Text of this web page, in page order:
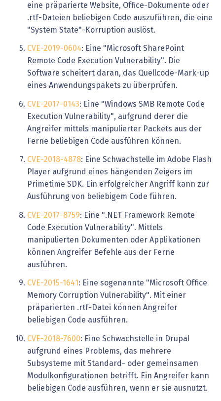
eine präparierte Website, Office-Dokumente oder
.rtf-Dateien beliebigen Code auszuführen, die eine
"System State"-Korruption auslöst.
CVE-2019-0604: Eine "Microsoft SharePoint
Remote Code Execution Vulnerability". Die
Software scheitert daran, das Quellcode-Mark-up
eines Anwendungspakets zu überprüfen.
CVE-2017-0143: Eine "Windows SMB Remote Code
Execution Vulnerability", aufgrund derer die
Angreifer mittels manipulierter Packets aus der
Ferne beliebigen Code ausführen können.
CVE-2018-4878: Eine Schwachstelle im Adobe Flash
Player aufgrund eines hängenden Zeigers im
Primetime SDK. Ein erfolgreicher Angriff kann zur
Ausführung von beliebigem Code führen.
CVE-2017-8759: Eine ".NET Framework Remote
Code Execution Vulnerability". Mittels
manipulierten Dokumenten oder Applikationen
können Angreifer Befehle aus der Ferne
ausführen.
CVE-2015-1641 : Eine sogenannte "Microsoft Office
Memory Corruption Vulnerability". Mit einer
präparierten .rtf-Datei können Angreifer
beliebigen Code ausführen.
CVE-2018-7600: Eine Schwachstelle in Drupal
aufgrund eines Problems, das mehrere
Subsysteme mit Standard- oder gemeinsamen
Modulkonfigurationen betrifft. Ein Angreifer kann
beliebigen Code ausführen, wenn er sie ausnutzt.